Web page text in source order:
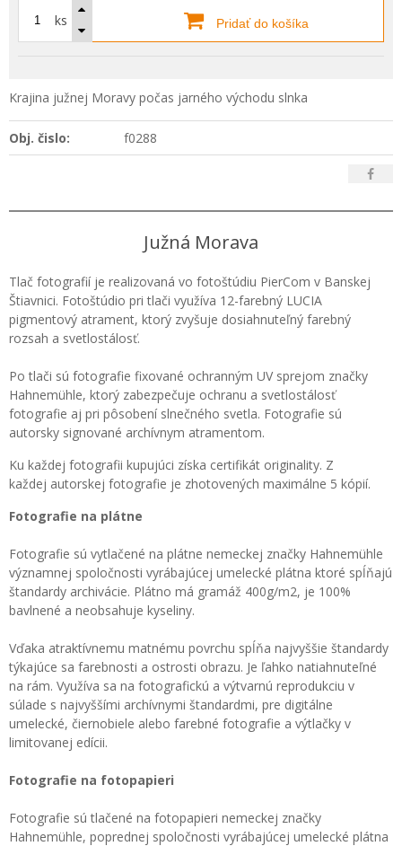
ks Pridať do košíka
Krajina južnej Moravy počas jarného východu slnka
Obj. čislo: f0288
Južná Morava
Tlač fotografií je realizovaná vo fotoštúdiu PierCom v Banskej
Štiavnici. Fotoštúdio pri tlači využíva 12-farebný LUCIA
pigmentový atrament, ktorý zvyšuje dosiahnuteľný farebný
rozsah a svetlostálosť.
Po tlači sú fotografie fixované ochranným UV sprejom značky
Hahnemühle, ktorý zabezpečuje ochranu a svetlostálosť
fotografie aj pri pôsobení slnečného svetla. Fotografie sú
autorsky signované archívnym atramentom.
Ku každej fotografii kupujúci získa certifikát originality. Z
každej autorskej fotografie je zhotovených maximálne 5 kópií.
Fotografie na plátne
Fotografie sú vytlačené na plátne nemeckej značky Hahnemühle
významnej spoločnosti vyrábajúcej umelecké plátna ktoré spĺňajú
štandardy archivácie. Plátno má gramáž 400g/m2, je 100%
bavlnené a neobsahuje kyseliny.
Vďaka atraktívnemu matnému povrchu spĺňa najvyššie štandardy
týkajúce sa farebnosti a ostrosti obrazu. Je ľahko natiahnuteľné
na rám. Využíva sa na fotografickú a výtvarnú reprodukciu v
súlade s najvyššími archívnymi štandardmi, pre digitálne
umelecké, čiernobiele alebo farebné fotografie a výtlačky v
limitovanej edícii.
Fotografie na fotopapieri
Fotografie sú tlačené na fotopapieri nemeckej značky
Hahnemühle, poprednej spoločnosti vyrábajúcej umelecké plátna